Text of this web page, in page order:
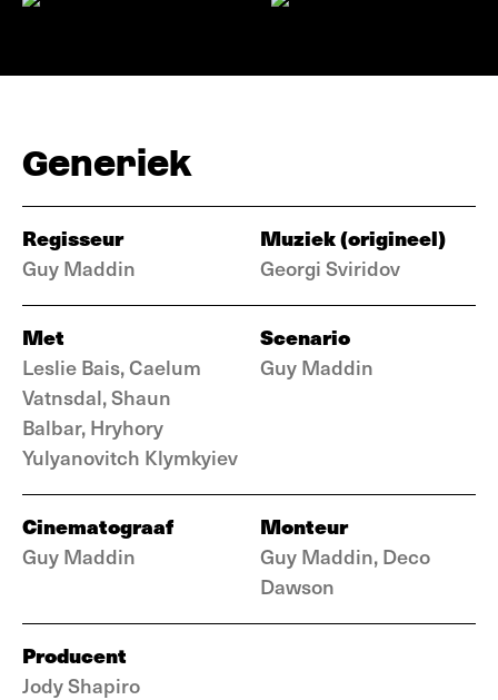
Generiek
Regisseur
Guy Maddin
Muziek (origineel)
Georgi Sviridov
Met
Leslie Bais, Caelum
Vatnsdal, Shaun
Balbar, Hryhory
Yulyanovitch Klymkyiev
Scenario
Guy Maddin
Cinematograaf
Guy Maddin
Monteur
Guy Maddin, Deco
Dawson
Producent
Jody Shapiro